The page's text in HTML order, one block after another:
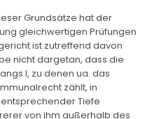
Grundsätze hat der
gleichwertigen Prüfungen
ist zutreffend davon
nicht dargetan, dass die
I, zu denen ua. das
zählt, in
Tiefe
von ihm außerhalb des